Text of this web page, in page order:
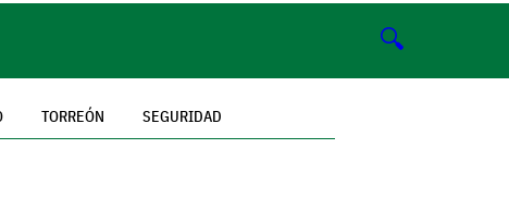
🔍
TORREÓN SEGURIDAD